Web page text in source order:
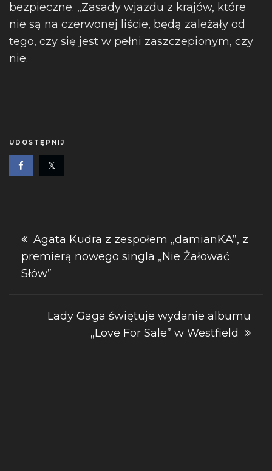
bezpieczne. „Zasady wjazdu z krajów, które
nie są na czerwonej liście, będą zależały od
tego, czy się jest w pełni zaszczepionym, czy
nie.
UDOSTĘPNIJ
Nawigacja
wpisu
Agata Kudra z zespołem „damianKA”, z
premierą nowego singla „Nie Żałować
Słów”
Lady Gaga świętuje wydanie albumu
„Love For Sale” w Westfield